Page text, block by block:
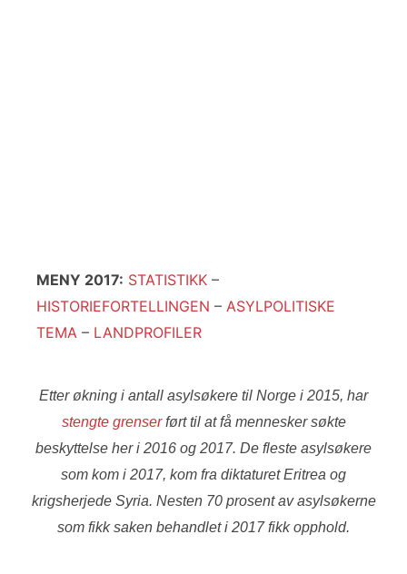
MENY 2017: STATISTIKK –
HISTORIEFORTELLINGEN – ASYLPOLITISKE
TEMA – LANDPROFILER
Etter økning i antall asylsøkere til Norge i 2015, har
stengte grenserført til at få mennesker søkte
beskyttelse her i 2016 og 2017. De fleste asylsøkere
som kom i 2017, kom fra diktaturet Eritrea og
krigsherjede Syria. Nesten 70 prosent av asylsøkerne
som fikk saken behandlet i 2017 fikk opphold.